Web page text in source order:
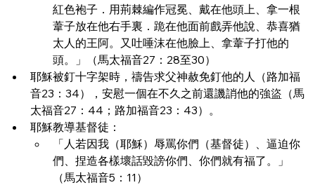
紅色袍子．用荊棘編作冠冕、戴在他頭上、拿一根
葦子放在他右手裏．跪在他面前戲弄他說、恭喜猶
太人的王阿。又吐唾沫在他臉上、拿葦子打他的
頭。」（馬太福音27：28至30）
耶穌被釘十字架時，禱告求父神赦免釘他的人（路加福
音23：34），安慰一個在不久之前還譏誚他的強盜（馬
太福音27：44；路加福音23：43）。
耶穌教導基督徒：
「人若因我（耶穌）辱罵你們（基督徒）、逼迫你
們、捏造各樣壞話毀謗你們、你們就有福了。」
（馬太福音5：11）